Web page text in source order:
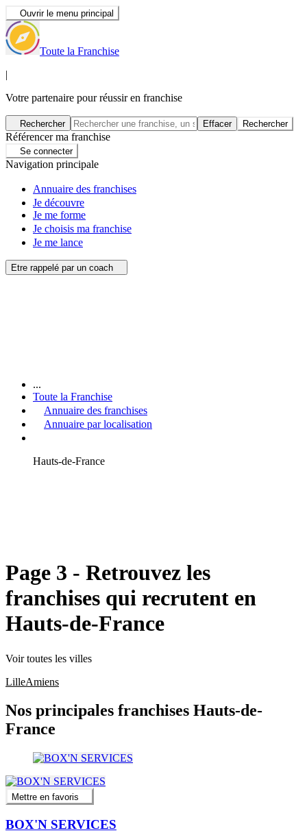
Ouvrir le menu principal
Toute la Franchise
|
Votre partenaire pour réussir en franchise
Rechercher Effacer Rechercher
Référencer ma franchise
Se connecter
Navigation principale
Annuaire des franchises
Je découvre
Je me forme
Je choisis ma franchise
Je me lance
Etre rappelé par un coach
...
Toute la Franchise
Annuaire des franchises
Annuaire par localisation
Hauts-de-France
Page 3 - Retrouvez les
franchises qui recrutent en
Hauts-de-France
Voir toutes les villes
LilleAmiens
Nos principales franchises Hauts-de-
France
Mettre en favoris
BOX'N SERVICES